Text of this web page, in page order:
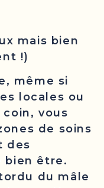
mais bien
!)
même si
locales ou
vous
de soins
des
bien être.
du mâle